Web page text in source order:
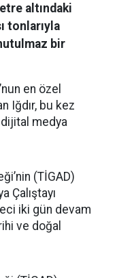
altındaki
tonlarıyla
bir
en özel
Iğdır, bu kez
dijital medya
(TİGAD)
Çalıştayı
iki gün devam
ve doğal